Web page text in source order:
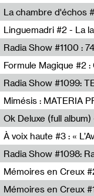
Jimmy
La chambre d'échos
Revue Les
Linguemadri #2 - La
Meris Angioletti
radio x
Formule Magique #2
Nathalie
TEAFM
Francesco
À voix haute #3 : «
Radio Orange 94.0
Sophie Auger-